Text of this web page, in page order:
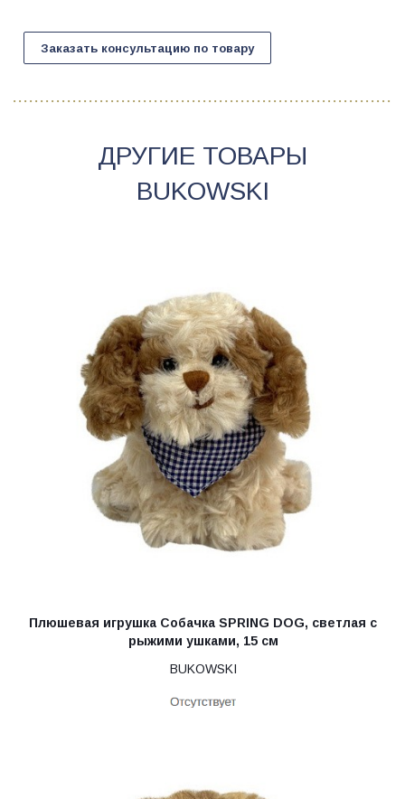
Заказать консультацию по товару
ДРУГИЕ ТОВАРЫ
BUKOWSKI
Плюшевая игрушка Собачка SPRING DOG, светлая с
рыжими ушками, 15 см
BUKOWSKI